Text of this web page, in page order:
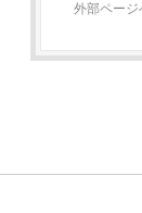
外部ペー